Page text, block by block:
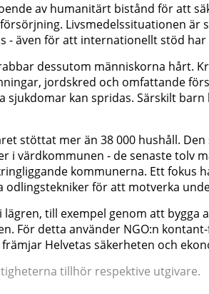
av humanitärt bistånd för att
Livsmedelssituationen är
- även för att internationellt stöd har
dessutom människorna hårt.
jordskred och omfattande
sjukdomar kan spridas. Särskilt
stöttat mer än 38 000 hushåll. Den
i värdkommunen - de senaste tolv
kommunerna. Ett fokus
odlingstekniker för att motverka
till exempel genom att bygga
För detta använder NGO:n
Helvetas säkerheten och
tillhör respektive utgivare.